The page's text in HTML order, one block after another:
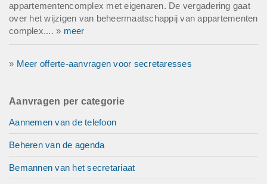
appartementencomplex met eigenaren. De vergadering gaat
over het wijzigen van beheermaatschappij van appartementen
complex.... » meer
» Meer offerte-aanvragen voor secretaresses
Aanvragen per categorie
Aannemen van de telefoon
Beheren van de agenda
Bemannen van het secretariaat